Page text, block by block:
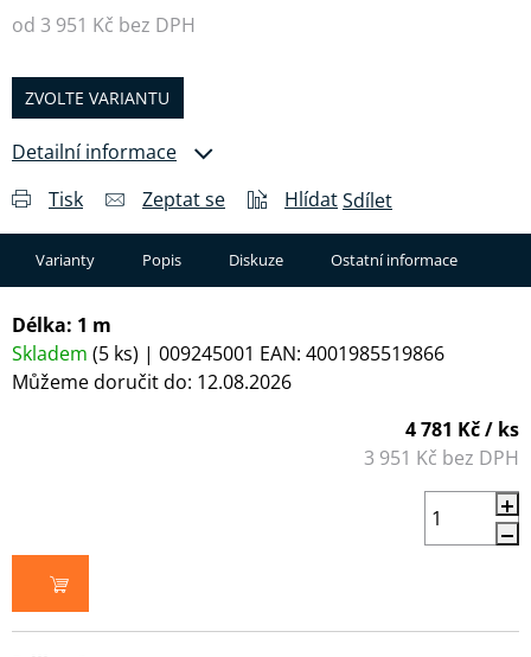
od 3 951 Kč bez DPH
ZVOLTE VARIANTU
Detailní informace
Tisk
Zeptat se HlídatSdílet
Varianty Popis Diskuze Ostatní informace
Délka: 1 m
Skladem (5 ks) | 009245001 EAN: 4001985519866
Můžeme doručit do: 12.08.2026
4 781 Kč/ ks
3 951 Kč bez DPH
DO KOŠÍKU